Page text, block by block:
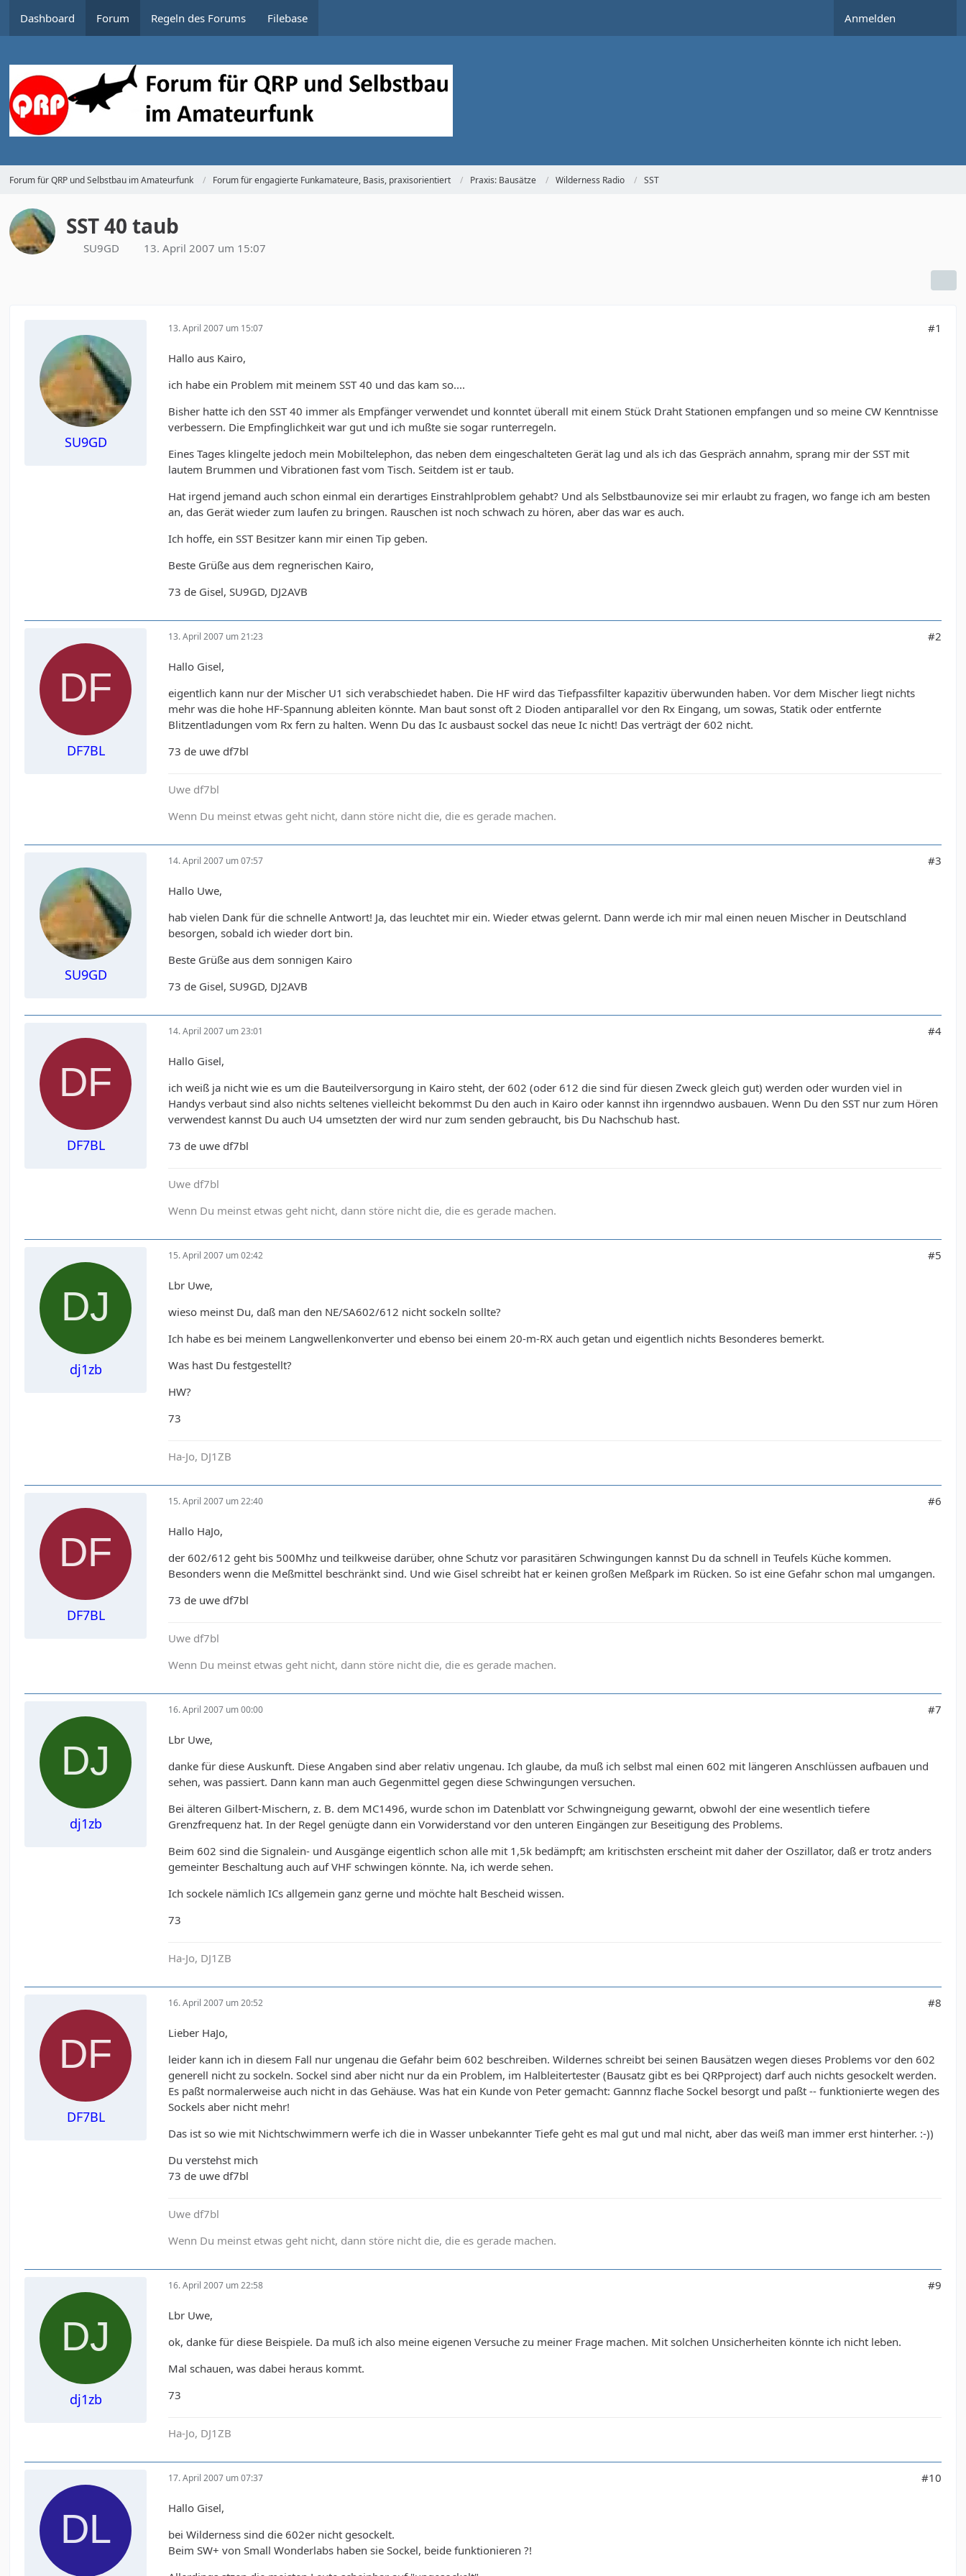
Dashboard Forum Regeln des Forums Filebase Anmelden
Forum für QRP und Selbstbau im Amateurfunk Forum für engagierte Funkamateure, Basis, praxisorientiert Praxis: Bausätze Wilderness Radio SST
SST 40 taub
SU9GD 13. April 2007 um 15:07
SU9GD
13. April 2007 um 15:07 #1
Hallo aus Kairo,
ich habe ein Problem mit meinem SST 40 und das kam so....
Bisher hatte ich den SST 40 immer als Empfänger verwendet und konntet überall mit einem Stück Draht Stationen empfangen und so meine CW Kenntnisse
verbessern. Die Empfinglichkeit war gut und ich mußte sie sogar runterregeln.
Eines Tages klingelte jedoch mein Mobiltelephon, das neben dem eingeschalteten Gerät lag und als ich das Gespräch annahm, sprang mir der SST mit
lautem Brummen und Vibrationen fast vom Tisch. Seitdem ist er taub.
Hat irgend jemand auch schon einmal ein derartiges Einstrahlproblem gehabt? Und als Selbstbaunovize sei mir erlaubt zu fragen, wo fange ich am besten
an, das Gerät wieder zum laufen zu bringen. Rauschen ist noch schwach zu hören, aber das war es auch.
Ich hoffe, ein SST Besitzer kann mir einen Tip geben.
Beste Grüße aus dem regnerischen Kairo,
73 de Gisel, SU9GD, DJ2AVB
DF7BL
13. April 2007 um 21:23 #2
Hallo Gisel,
eigentlich kann nur der Mischer U1 sich verabschiedet haben. Die HF wird das Tiefpassfilter kapazitiv überwunden haben. Vor dem Mischer liegt nichts
mehr was die hohe HF-Spannung ableiten könnte. Man baut sonst oft 2 Dioden antiparallel vor den Rx Eingang, um sowas, Statik oder entfernte
Blitzentladungen vom Rx fern zu halten. Wenn Du das Ic ausbaust sockel das neue Ic nicht! Das verträgt der 602 nicht.
73 de uwe df7bl
Uwe df7bl
Wenn Du meinst etwas geht nicht, dann störe nicht die, die es gerade machen.
SU9GD
14. April 2007 um 07:57 #3
Hallo Uwe,
hab vielen Dank für die schnelle Antwort! Ja, das leuchtet mir ein. Wieder etwas gelernt. Dann werde ich mir mal einen neuen Mischer in Deutschland
besorgen, sobald ich wieder dort bin.
Beste Grüße aus dem sonnigen Kairo
73 de Gisel, SU9GD, DJ2AVB
DF7BL
14. April 2007 um 23:01 #4
Hallo Gisel,
ich weiß ja nicht wie es um die Bauteilversorgung in Kairo steht, der 602 (oder 612 die sind für diesen Zweck gleich gut) werden oder wurden viel in
Handys verbaut sind also nichts seltenes vielleicht bekommst Du den auch in Kairo oder kannst ihn irgenndwo ausbauen. Wenn Du den SST nur zum Hören
verwendest kannst Du auch U4 umsetzten der wird nur zum senden gebraucht, bis Du Nachschub hast.
73 de uwe df7bl
Uwe df7bl
Wenn Du meinst etwas geht nicht, dann störe nicht die, die es gerade machen.
dj1zb
15. April 2007 um 02:42 #5
Lbr Uwe,
wieso meinst Du, daß man den NE/SA602/612 nicht sockeln sollte?
Ich habe es bei meinem Langwellenkonverter und ebenso bei einem 20-m-RX auch getan und eigentlich nichts Besonderes bemerkt.
Was hast Du festgestellt?
HW?
73
Ha-Jo, DJ1ZB
DF7BL
15. April 2007 um 22:40 #6
Hallo HaJo,
der 602/612 geht bis 500Mhz und teilkweise darüber, ohne Schutz vor parasitären Schwingungen kannst Du da schnell in Teufels Küche kommen.
Besonders wenn die Meßmittel beschränkt sind. Und wie Gisel schreibt hat er keinen großen Meßpark im Rücken. So ist eine Gefahr schon mal umgangen.
73 de uwe df7bl
Uwe df7bl
Wenn Du meinst etwas geht nicht, dann störe nicht die, die es gerade machen.
dj1zb
16. April 2007 um 00:00 #7
Lbr Uwe,
danke für diese Auskunft. Diese Angaben sind aber relativ ungenau. Ich glaube, da muß ich selbst mal einen 602 mit längeren Anschlüssen aufbauen und
sehen, was passiert. Dann kann man auch Gegenmittel gegen diese Schwingungen versuchen.
Bei älteren Gilbert-Mischern, z. B. dem MC1496, wurde schon im Datenblatt vor Schwingneigung gewarnt, obwohl der eine wesentlich tiefere
Grenzfrequenz hat. In der Regel genügte dann ein Vorwiderstand vor den unteren Eingängen zur Beseitigung des Problems.
Beim 602 sind die Signalein- und Ausgänge eigentlich schon alle mit 1,5k bedämpft; am kritischsten erscheint mit daher der Oszillator, daß er trotz anders
gemeinter Beschaltung auch auf VHF schwingen könnte. Na, ich werde sehen.
Ich sockele nämlich ICs allgemein ganz gerne und möchte halt Bescheid wissen.
73
Ha-Jo, DJ1ZB
DF7BL
16. April 2007 um 20:52 #8
Lieber HaJo,
leider kann ich in diesem Fall nur ungenau die Gefahr beim 602 beschreiben. Wildernes schreibt bei seinen Bausätzen wegen dieses Problems vor den 602
generell nicht zu sockeln. Sockel sind aber nicht nur da ein Problem, im Halbleitertester (Bausatz gibt es bei QRPproject) darf auch nichts gesockelt werden.
Es paßt normalerweise auch nicht in das Gehäuse. Was hat ein Kunde von Peter gemacht: Gannnz flache Sockel besorgt und paßt -- funktionierte wegen des
Sockels aber nicht mehr!
Das ist so wie mit Nichtschwimmern werfe ich die in Wasser unbekannter Tiefe geht es mal gut und mal nicht, aber das weiß man immer erst hinterher. :-))
Du verstehst mich
73 de uwe df7bl
Uwe df7bl
Wenn Du meinst etwas geht nicht, dann störe nicht die, die es gerade machen.
dj1zb
16. April 2007 um 22:58 #9
Lbr Uwe,
ok, danke für diese Beispiele. Da muß ich also meine eigenen Versuche zu meiner Frage machen. Mit solchen Unsicherheiten könnte ich nicht leben.
Mal schauen, was dabei heraus kommt.
73
Ha-Jo, DJ1ZB
17. April 2007 um 07:37 #10
Hallo Gisel,
bei Wilderness sind die 602er nicht gesockelt.
Beim SW+ von Small Wonderlabs haben sie Sockel, beide funktionieren ?!